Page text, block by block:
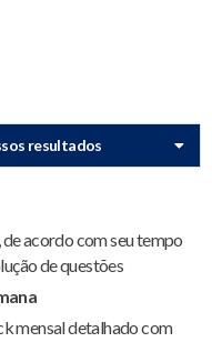
resultados
, de acordo com seu tempo
de questões
mensal detalhado com